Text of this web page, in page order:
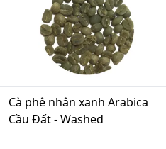
Cà phê nhân xanh Arabica
Cầu Đất - Washed